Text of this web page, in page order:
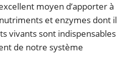
moyen d’apporter à
et enzymes dont il
vivants sont indispensables
de notre système